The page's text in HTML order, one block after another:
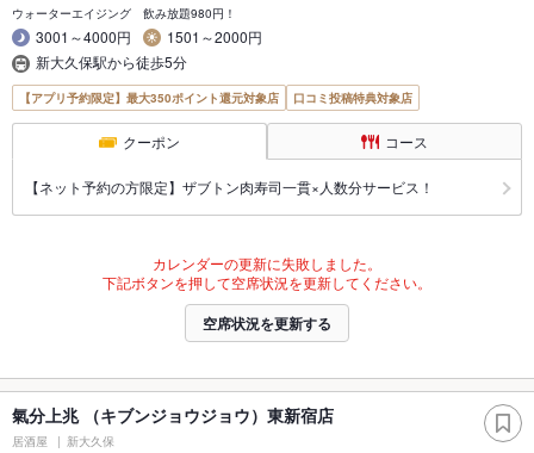
ウォーターエイジング 飲み放題980円！
3001～4000円
1501～2000円
新大久保駅から徒歩5分
【アプリ予約限定】最大350ポイント還元対象店 口コミ投稿特典対象店
クーポン コース
【ネット予約の方限定】ザブトン肉寿司一貫×人数分サービス！
カレンダーの更新に失敗しました。
下記ボタンを押して空席状況を更新してください。
空席状況を更新する
氣分上兆 （キブンジョウジョウ）東新宿店
居酒屋 新大久保